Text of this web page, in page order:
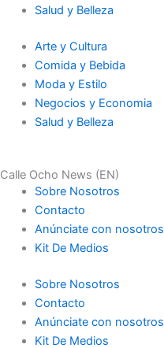
Salud y Belleza
Arte y Cultura
Comida y Bebida
Moda y Estilo
Negocios y Economia
Salud y Belleza
Calle Ocho News (EN)
Sobre Nosotros
Contacto
Anúnciate con nosotros
Kit De Medios
Sobre Nosotros
Contacto
Anúnciate con nosotros
Kit De Medios